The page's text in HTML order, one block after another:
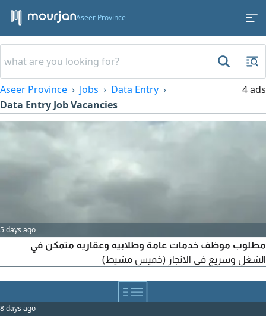
Aseer Province
Aseer Province Jobs
Data Entry
Data Entry Job Vacancies
4 ads
5 days ago
مطلوب موظف خدمات عامة وطلابيه وعقاريه متمكن في
الشغل وسريع في الانجاز (خميس مشيط)
8 days ago